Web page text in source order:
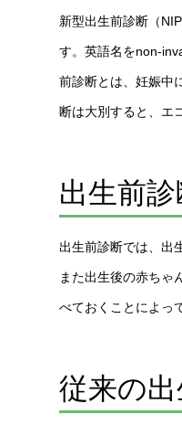
新型出生前診断（
す。英語名をnon-
前診断とは、妊娠中
断は大別すると、エ
出生前
出生前診断では、出
また出生後の赤ちゃ
べておくことによっ
従来の